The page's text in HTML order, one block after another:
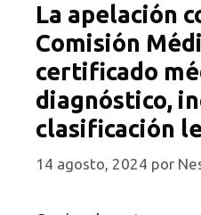
La apelación
Comisión
certificado
diagnóstico,
clasificación
14 agosto, 2024 por